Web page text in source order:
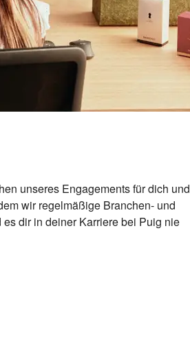
unseres Engagements für dich und
wir regelmäßige Branchen- und
dir in deiner Karriere bei Puig nie